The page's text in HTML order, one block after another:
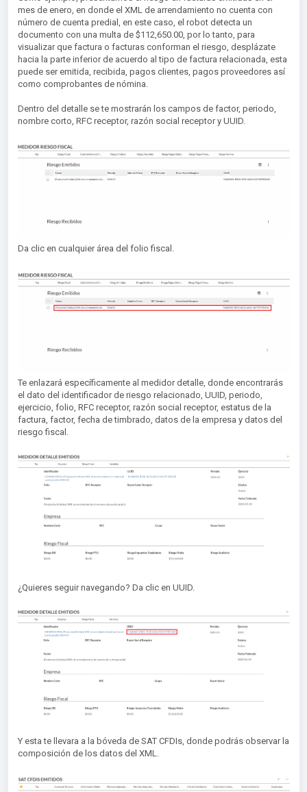
mes de enero, en donde el XML de arrendamiento no cuenta con
número de cuenta predial, en este caso, el robot detecta un
documento con una multa de $112,650.00, por lo tanto, para
visualizar que factura o facturas conforman el riesgo, desplázate
hacia la parte inferior de acuerdo al tipo de factura relacionada, esta
puede ser emitida, recibida, pagos clientes, pagos proveedores así
como comprobantes de nómina.
Dentro del detalle se te mostrarán los campos de factor, periodo,
nombre corto, RFC receptor, razón social receptor y UUID.
Da clic en cualquier área del folio fiscal.
Te enlazará específicamente al medidor detalle, donde encontrarás
el dato del identificador de riesgo relacionado, UUID, periodo,
ejercicio, folio, RFC receptor, razón social receptor, estatus de la
factura, factor, fecha de timbrado, datos de la empresa y datos del
riesgo fiscal.
¿Quieres seguir navegando? Da clic en UUID.
Y esta te llevara a la bóveda de SAT CFDIs, donde podrás observar la
composición de los datos del XML.